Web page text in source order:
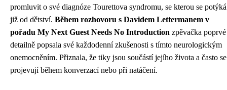
promluvit o své diagnóze Tourettova syndromu, se kterou se potýká
již od dětství. Během rozhovoru s Davidem Lettermanem v
pořadu My Next Guest Needs No Introduction zpěvačka poprvé
detailně popsala své každodenní zkušenosti s tímto neurologickým
onemocněním. Přiznala, že tiky jsou součástí jejího života a často se
projevují během konverzací nebo při natáčení.